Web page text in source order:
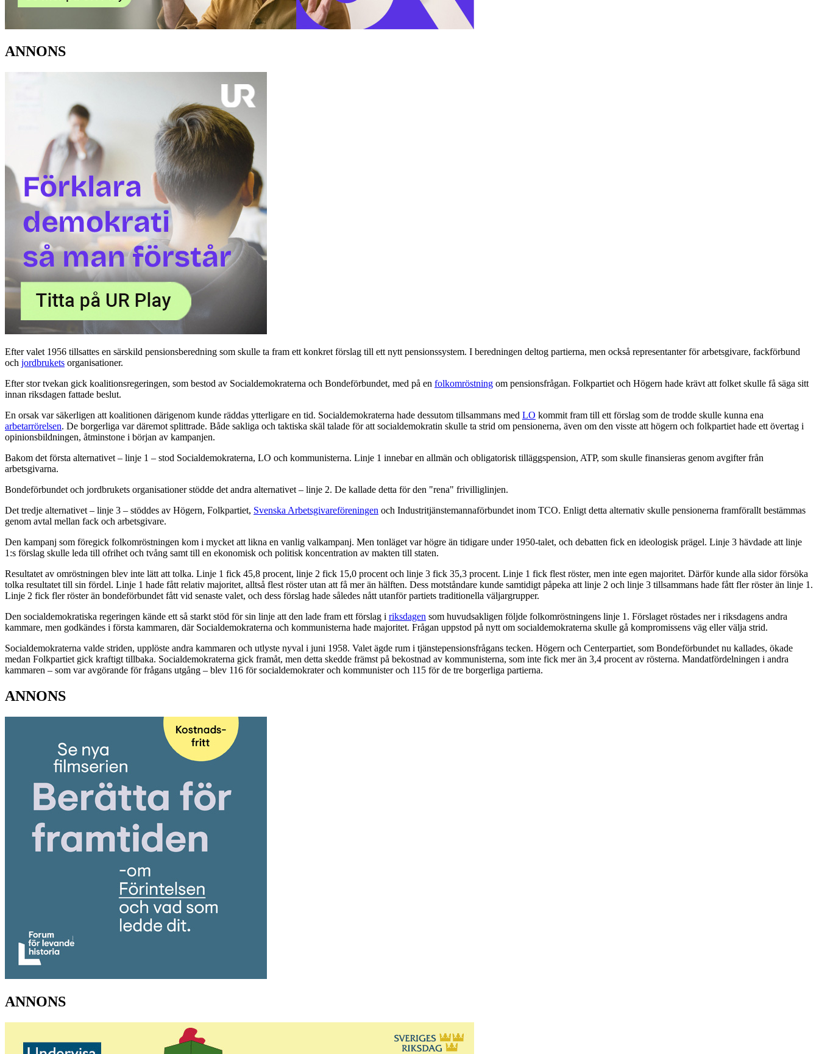
ANNONS
Efter valet 1956 tillsattes en särskild pensionsberedning som skulle ta fram ett konkret förslag till ett nytt pensionssystem. I beredningen deltog partierna, men också representanter för arbetsgivare, fackförbund
och jordbrukets organisationer.
Efter stor tvekan gick koalitionsregeringen, som bestod av Socialdemokraterna och Bondeförbundet, med på en folkomröstning om pensionsfrågan. Folkpartiet och Högern hade krävt att folket skulle få säga sitt
innan riksdagen fattade beslut.
En orsak var säkerligen att koalitionen därigenom kunde räddas ytterligare en tid. Socialdemokraterna hade dessutom tillsammans med LO kommit fram till ett förslag som de trodde skulle kunna ena
arbetarrörelsen. De borgerliga var däremot splittrade. Både sakliga och taktiska skäl talade för att socialdemokratin skulle ta strid om pensionerna, även om den visste att högern och folkpartiet hade ett övertag i
opinionsbildningen, åtminstone i början av kampanjen.
Bakom det första alternativet – linje 1 – stod Socialdemokraterna, LO och kommunisterna. Linje 1 innebar en allmän och obligatorisk tilläggspension, ATP, som skulle finansieras genom avgifter från
arbetsgivarna.
Bondeförbundet och jordbrukets organisationer stödde det andra alternativet – linje 2. De kallade detta för den "rena" frivilliglinjen.
Det tredje alternativet – linje 3 – stöddes av Högern, Folkpartiet, Svenska Arbetsgivareföreningen och Industritjänstemannaförbundet inom TCO. Enligt detta alternativ skulle pensionerna framförallt bestämmas
genom avtal mellan fack och arbetsgivare.
Den kampanj som föregick folkomröstningen kom i mycket att likna en vanlig valkampanj. Men tonläget var högre än tidigare under 1950-talet, och debatten fick en ideologisk prägel. Linje 3 hävdade att linje
1:s förslag skulle leda till ofrihet och tvång samt till en ekonomisk och politisk koncentration av makten till staten.
Resultatet av omröstningen blev inte lätt att tolka. Linje 1 fick 45,8 procent, linje 2 fick 15,0 procent och linje 3 fick 35,3 procent. Linje 1 fick flest röster, men inte egen majoritet. Därför kunde alla sidor försöka
tolka resultatet till sin fördel. Linje 1 hade fått relativ majoritet, alltså flest röster utan att få mer än hälften. Dess motståndare kunde samtidigt påpeka att linje 2 och linje 3 tillsammans hade fått fler röster än linje 1.
Linje 2 fick fler röster än bondeförbundet fått vid senaste valet, och dess förslag hade således nått utanför partiets traditionella väljargrupper.
Den socialdemokratiska regeringen kände ett så starkt stöd för sin linje att den lade fram ett förslag i riksdagen som huvudsakligen följde folkomröstningens linje 1. Förslaget röstades ner i riksdagens andra
kammare, men godkändes i första kammaren, där Socialdemokraterna och kommunisterna hade majoritet. Frågan uppstod på nytt om socialdemokraterna skulle gå kompromissens väg eller välja strid.
Socialdemokraterna valde striden, upplöste andra kammaren och utlyste nyval i juni 1958. Valet ägde rum i tjänstepensionsfrågans tecken. Högern och Centerpartiet, som Bondeförbundet nu kallades, ökade
medan Folkpartiet gick kraftigt tillbaka. Socialdemokraterna gick framåt, men detta skedde främst på bekostnad av kommunisterna, som inte fick mer än 3,4 procent av rösterna. Mandatfördelningen i andra
kammaren – som var avgörande för frågans utgång – blev 116 för socialdemokrater och kommunister och 115 för de tre borgerliga partierna.
ANNONS
ANNONS